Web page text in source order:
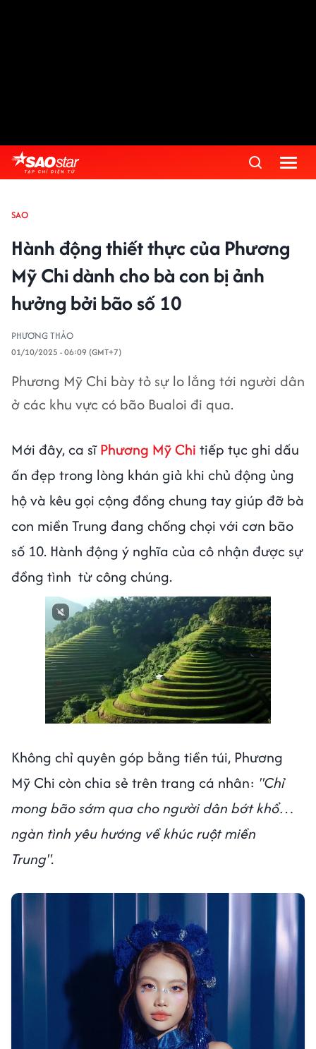
SAO
Hành động thiết thực của Phương
Mỹ Chi dành cho bà con bị ảnh
hưởng bởi bão số 10
PHƯƠNG THẢO
01/10/2025 - 06:09 (GMT+7)
Phương Mỹ Chi bày tỏ sự lo lắng tới người dân
ở các khu vực có bão Bualoi đi qua.
Mới đây, ca sĩPhương Mỹ Chi tiếp tục ghi dấu
ấn đẹp trong lòng khán giả khi chủ động ủng
hộ và kêu gọi cộng đồng chung tay giúp đỡ bà
con miền Trung đang chống chọi với cơn bão
số 10. Hành động ý nghĩa của cô nhận được sự
đồng tình từ công chúng.
Không chỉ quyên góp bằng tiền túi, Phương
Mỹ Chi còn chia sẻ trên trang cá nhân: "Chỉ
mong bão sớm qua cho người dân bớt khổ…
ngàn tình yêu hướng về khúc ruột miền
Trung".